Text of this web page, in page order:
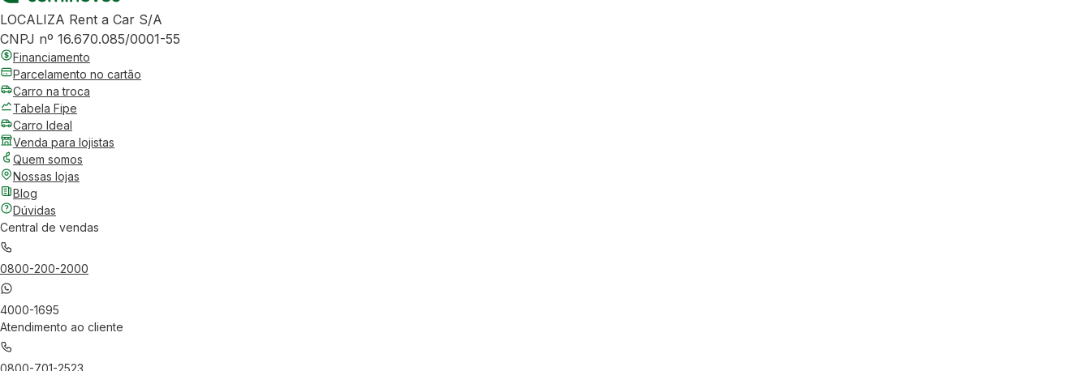
LOCALIZA Rent a Car S/A
CNPJ nº 16.670.085/0001-55
Financiamento
Parcelamento no cartão
Carro na troca
Tabela Fipe
Carro Ideal
Venda para lojistas
Quem somos
Nossas lojas
Blog
Dúvidas
Central de vendas
0800-200-2000
4000-1695
Atendimento ao cliente
0800-701-2523